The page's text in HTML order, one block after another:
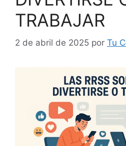
TRABAJAR
2 de abril de 2025 por Tu